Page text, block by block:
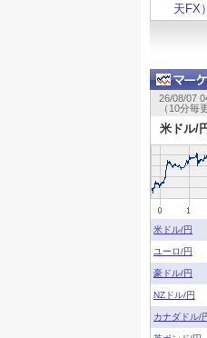
天FX）